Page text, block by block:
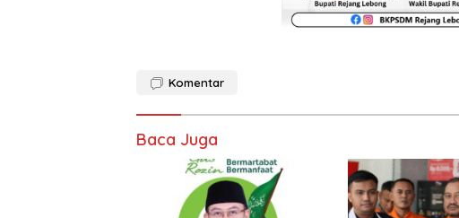
Komentar
Baca Juga